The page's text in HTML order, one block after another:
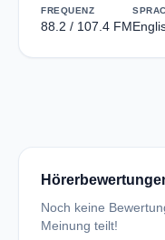
FREQUENZ
88.2 / 107.4 FM
Noch keine
Meinung teilt!